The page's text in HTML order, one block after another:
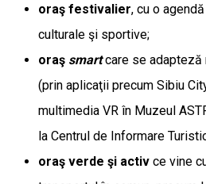
oraş festivalier, cu o
culturale şi sportive;
oraş smart care se adapteză
(prin aplicaţii precum Sibiu
multimedia VR în Muzeul
la Centrul de Informare
oraş verde şi activ ce vine